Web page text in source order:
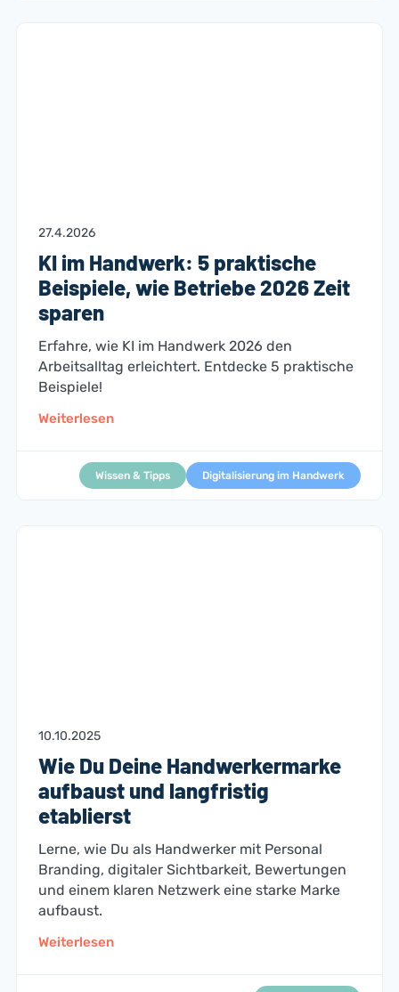
27.4.2026
KI im Handwerk: 5 praktische
Beispiele, wie Betriebe 2026 Zeit
sparen
Erfahre, wie KI im Handwerk 2026 den
Arbeitsalltag erleichtert. Entdecke 5 praktische
Beispiele!
Weiterlesen
Wissen & Tipps Digitalisierung im Handwerk
10.10.2025
Wie Du Deine Handwerkermarke
aufbaust und langfristig
etablierst
Lerne, wie Du als Handwerker mit Personal
Branding, digitaler Sichtbarkeit, Bewertungen
und einem klaren Netzwerk eine starke Marke
aufbaust.
Weiterlesen